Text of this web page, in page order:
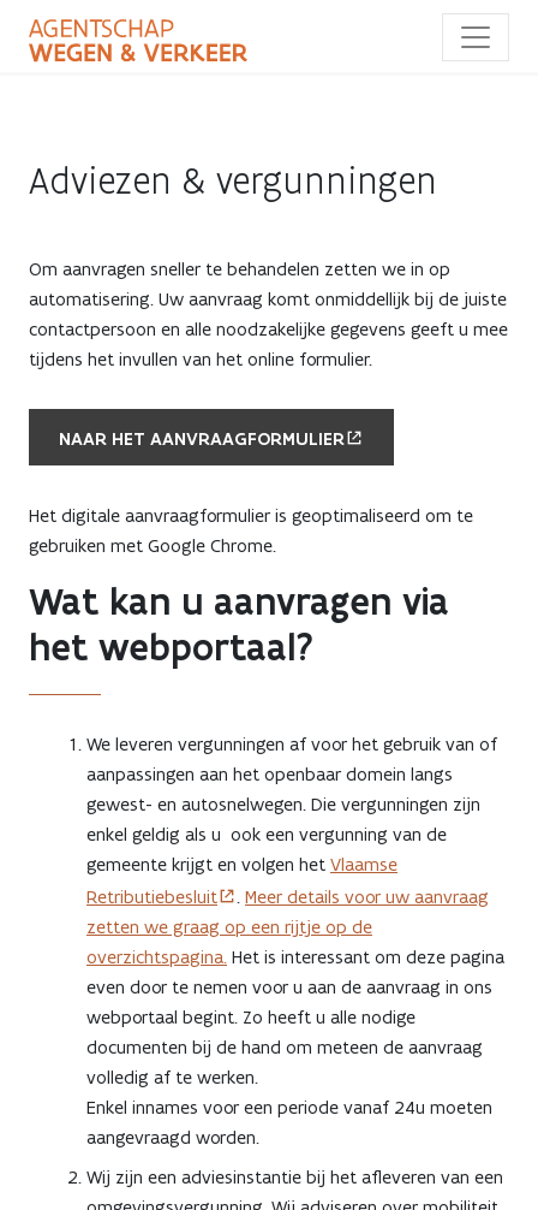
naar
Adviezen & vergunningen
Om aanvragen sneller te behandelen zetten we in op
automatisering. Uw aanvraag komt onmiddellijk bij de juiste
contactpersoon en alle noodzakelijke gegevens geeft u mee
tijdens het invullen van het online formulier.
NAAR HET AANVRAAGFORMULIER
Het digitale aanvraagformulier is geoptimaliseerd om te
gebruiken met Google Chrome.
Wat kan u aanvragen via
het webportaal?
We leveren vergunningen af voor het gebruik van of
aanpassingen aan het openbaar domein langs
gewest- en autosnelwegen. Die vergunningen zijn
enkel geldig als u ook een vergunning van de
gemeente krijgt en volgen het Vlaamse
Retributiebesluit
. Meer details voor uw aanvraag
zetten we graag op een rijtje op de
overzichtspagina. Het is interessant om deze pagina
even door te nemen voor u aan de aanvraag in ons
webportaal begint. Zo heeft u alle nodige
documenten bij de hand om meteen de aanvraag
volledig af te werken.
Enkel innames voor een periode vanaf 24u moeten
aangevraagd worden.
Wij zijn een adviesinstantie bij het afleveren van een